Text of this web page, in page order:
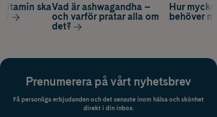
Hur
behöver
skaVad är ashwagandha –
och varför pratar alla om
det?
Prenumerera på vårt nyhetsbrev
Få personliga erbjudanden och det senaste inom hälsa och skönhet
direkt i din inbox.